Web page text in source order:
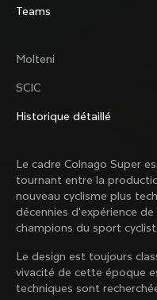
Colnago d'occasion
Assistance
Contact
Guide de taille
Service et garantie
Expéditions et retours
B2B Client Portal
FAQ
Réseaux sociaux
Instagram
X
LinkedIn
Conditions générales
Politique de
Politique en matière de
Whistleblowing
France |Français
Changer de pays ?
Teams
Molteni
SCIC
Historique détaillé
Le cadre Colnago Super
tournant entre la
nouveau cyclisme plus
décennies d'expérience
champions du sport
Le design est toujours
vivacité de cette époque
techniques sont
Découvre les
grâce à notre lettre